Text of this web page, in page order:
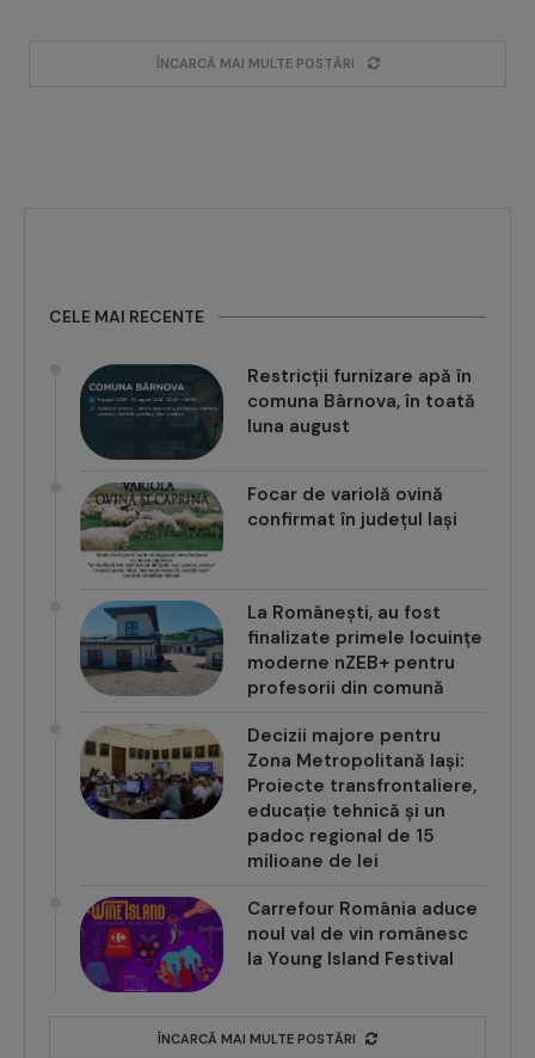
ÎNCARCĂ MAI MULTE POSTĂRI
CELE MAI RECENTE
Restricții furnizare apă în
comuna Bârnova, în toată
luna august
Focar de variolă ovină
confirmat în județul Iași
La Românești, au fost
finalizate primele locuințe
moderne nZEB+ pentru
profesorii din comună
Decizii majore pentru
Zona Metropolitană Iași:
Proiecte transfrontaliere,
educație tehnică și un
padoc regional de 15
milioane de lei
Carrefour România aduce
noul val de vin românesc
la Young Island Festival
ÎNCARCĂ MAI MULTE POSTĂRI